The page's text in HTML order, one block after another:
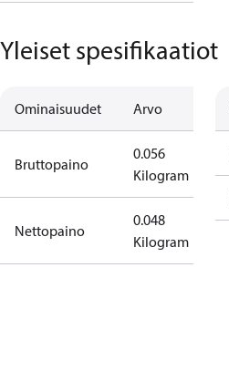
Yleiset spesifikaatiot
Ominaisuudet Arvo
Bruttopaino
0.056
Kilogram
Nettopaino
0.048
Kilogram